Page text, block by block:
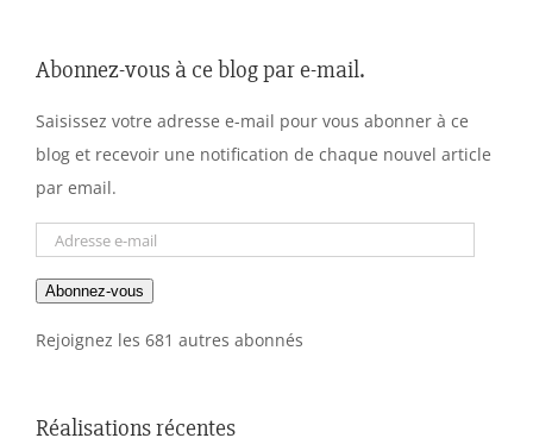
Abonnez-vous à ce blog par e-mail.
Saisissez votre adresse e-mail pour vous abonner à ce
blog et recevoir une notification de chaque nouvel article
par email.
Adresse
mail
Abonnez-vous
Rejoignez les 681 autres abonnés
Réalisations récentes